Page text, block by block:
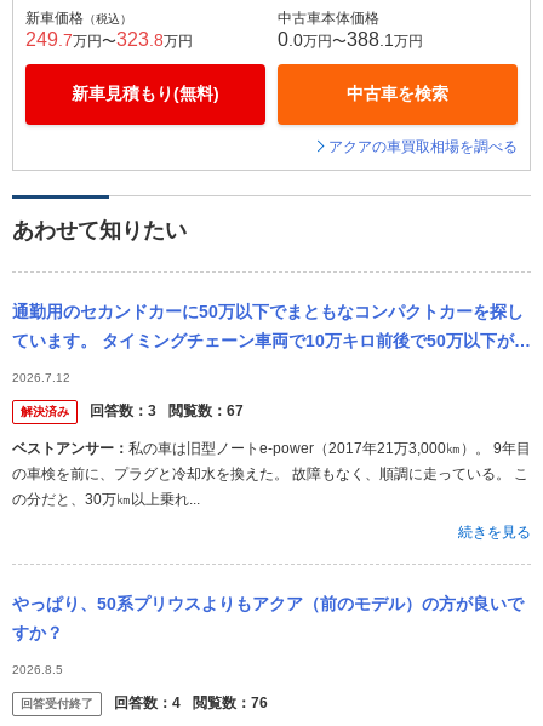
新車価格 （税込）
249 .7万円〜323 .8万円
新車見積もり(無料)
中古車本体価格
0 .0万円〜388 .1 万円
中古車を検索
アクアの車買取相場を調べる
あわせて知りたい
通勤用のセカンドカーに50万以下でまともなコンパクトカーを探し
ています。 タイミングチェーン車両で10万キロ前後で50万以下が相
場の車両って何があるでしょうか? 状態が悪くてその価格帯に入っ
てい...
2026.7.12
解決済み 回答数： 3 閲覧数： 67
ベストアンサー： 私の車は旧型ノートe-power（2017年21万3,000㎞）。 9年目
の車検を前に、プラグと冷却水を換えた。 故障もなく、順調に走っている。 こ
の分だと、30万㎞以上乗れ...
続きを見る
やっぱり、50系プリウスよりもアクア（前のモデル）の方が良いで
すか？
2026.8.5
回答受付終了 回答数： 4 閲覧数： 76